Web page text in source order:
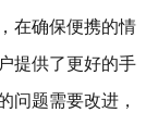
在确保便携的情
提供了更好的手
问题需要改进，